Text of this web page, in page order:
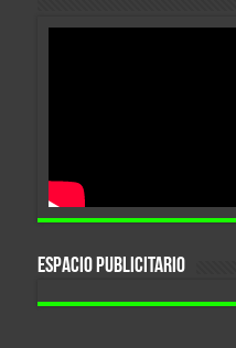
ESPACIO PUBLICITARIO